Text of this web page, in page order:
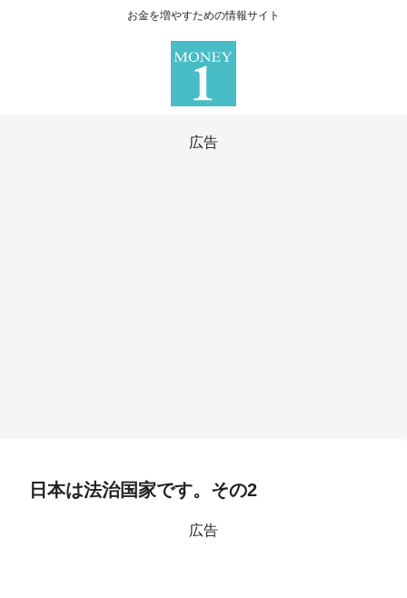
お金を増やすための情報サイト
広告
日本は法治国家です。その2
広告